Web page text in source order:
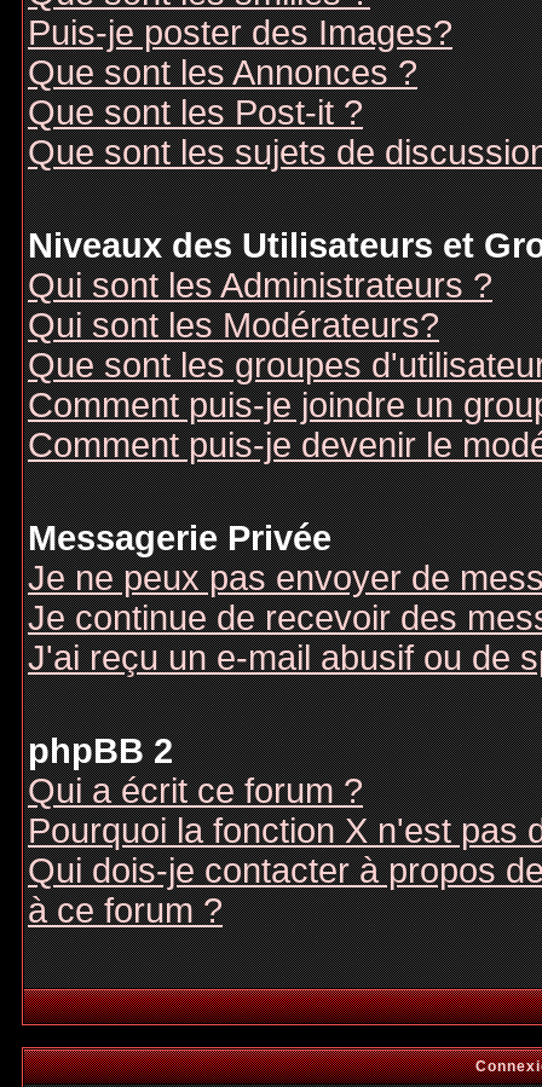
Puis-je poster des Images?
Que sont les Annonces ?
Que sont les Post-it ?
Que sont les sujets de
Niveaux des Utilisateurs et
Qui sont les Administrateurs ?
Qui sont les Modérateurs?
Que sont les groupes
Comment puis-je joindre un
Comment puis-je devenir le
Messagerie Privée
Je ne peux pas envoyer de
Je continue de recevoir des
J'ai reçu un e-mail abusif ou de
phpBB 2
Qui a écrit ce forum ?
Pourquoi la fonction X n'est pas
Qui dois-je contacter à propos
à ce forum ?